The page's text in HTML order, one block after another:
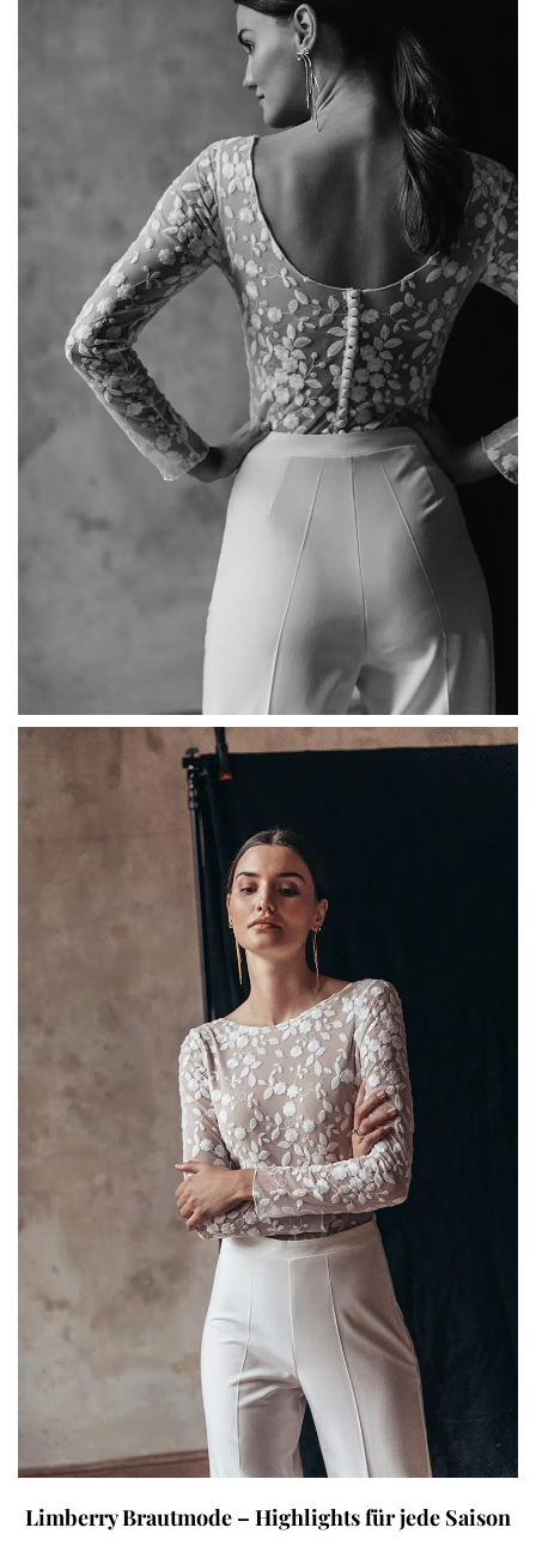
Limberry Brautmode – Highlights für jede Saison